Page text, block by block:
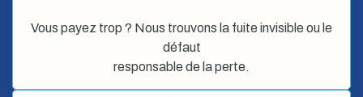
Vous payez trop ? Nous trouvons la fuite invisible ou le
défaut
responsable de la perte.